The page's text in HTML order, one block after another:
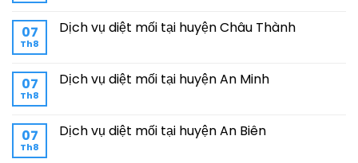
07
Th8
Dịch vụ diệt mối tại huyện Châu Thành
07
Th8
Dịch vụ diệt mối tại huyện An Minh
07
Th8
Dịch vụ diệt mối tại huyện An Biên